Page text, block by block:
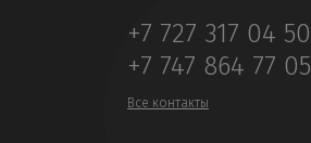
+7 727 317 04 50
+7 747 864 77 05
Все контакты